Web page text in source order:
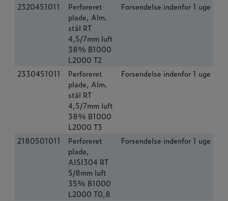
2320451011
Perforeret
plade, Alm.
stål RT
4,5/7mm luft
38% B1000
L2000 T2
Forsendelse indenfor 1 uge
2330451011
Perforeret
plade, Alm.
stål RT
4,5/7mm luft
38% B1000
L2000 T3
Forsendelse indenfor 1 uge
2180501011
Perforeret
plade,
AISI304 RT
5/8mm luft
35% B1000
L2000 T0,8
Forsendelse indenfor 1 uge